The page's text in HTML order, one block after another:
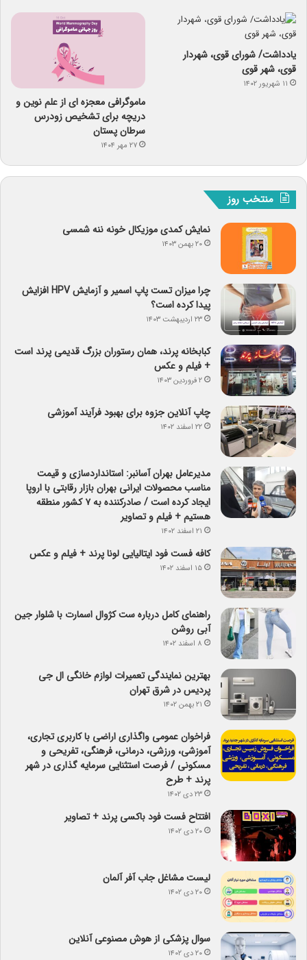
یادداشت/ شورای قوی، شهردار
قوی، شهر قوی
۱۱ شهریور ۱۴۰۲
ماموگرافی معجزه ای از علم نوین و
دریچه برای تشخیص زودرس
سرطان پستان
۲۷ مهر ۱۴۰۴
منتخب روز
نمایش کمدی موزیکال خونه ننه شمسی
۲۰ بهمن ۱۴۰۳
چرا میزان تست پاپ اسمیر و آزمایش HPV افزایش
پیدا کرده است؟
۲۳ اردیبهشت ۱۴۰۳
کبابخانه پرند، همان رستوران بزرگ قدیمی پرند است
+ فیلم و عکس
۲ فروردین ۱۴۰۳
چاپ آنلاین جزوه برای بهبود فرآیند آموزشی
۲۲ اسفند ۱۴۰۲
مدیرعامل بهران آسانبر: استانداردسازی و قیمت
مناسب محصولات ایرانی بهران بازار رقابتی با اروپا
ایجاد کرده است / صادرکننده به ۷ کشور منطقه
هستیم + فیلم و تصاویر
۲۱ اسفند ۱۴۰۲
کافه فست فود ایتالیایی لونا پرند + فیلم و عکس
۱۵ اسفند ۱۴۰۲
راهنمای کامل درباره ست کژوال اسمارت با شلوار جین
آبی روشن
۸ اسفند ۱۴۰۲
بهترین نمایندگی تعمیرات لوازم خانگی ال جی
پردیس در شرق تهران
۲۱ بهمن ۱۴۰۲
فراخوان عمومی واگذاری اراضی با کاربری تجاری،
آموزشی، ورزشی، درمانی، فرهنگی، تفریحی و
مسکونی / فرصت استثنایی سرمایه گذاری در شهر
پرند + طرح
۲۳ دی ۱۴۰۲
افتتاح فست فود باکسی پرند + تصاویر
۲۰ دی ۱۴۰۲
لیست مشاغل جاب آفر آلمان
۲۰ دی ۱۴۰۲
سوال پزشکی از هوش مصنوعی آنلاین
۲۰ دی ۱۴۰۲